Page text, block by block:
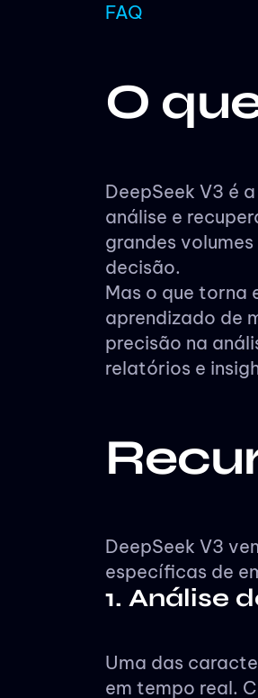
FAQ
O
DeepSeek V3 é
análise e
grandes
decisão.
Mas o que torna
aprendizado de
precisão na
relatórios e
DeepSeek V3
específicas de
1. Análise
Uma das
em tempo real.